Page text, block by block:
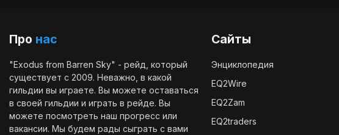
Про нас
"Exodus from Barren Sky" - рейд, который
существует с 2009. Неважно, в какой
гильдии вы играете. Вы можете оставаться
в своей гильдии и играть в рейде. Вы
можете посмотреть наш прогресс или
вакансии. Мы будем рады сыграть с вами
Сайты
Энциклопедия
EQ2Wire
EQ2Zam
EQ2traders